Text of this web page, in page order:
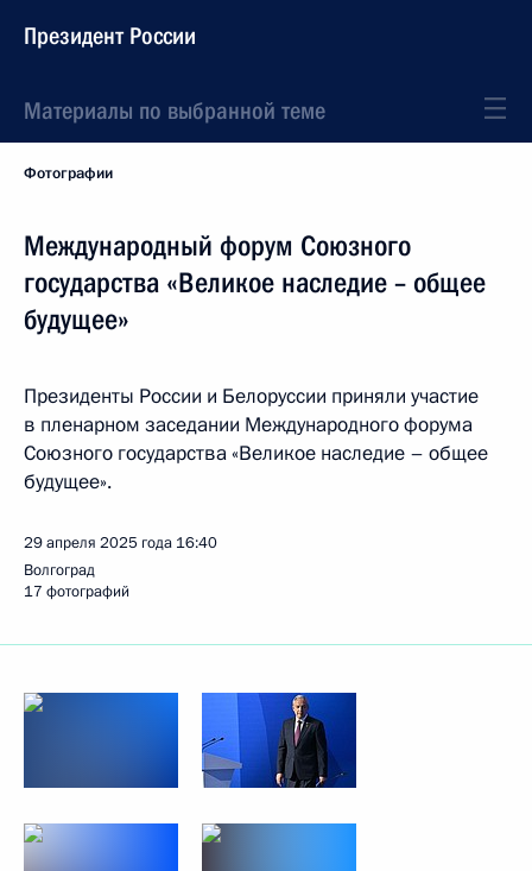
Президент России
Материалы по выбранной теме
Фотографии
Международный форум Союзного
государства «Великое наследие – общее
будущее»
Президенты России и Белоруссии приняли участие
в пленарном заседании Международного форума
Союзного государства «Великое наследие – общее
будущее».
29 апреля 2025 года 16:40
Волгоград
17 фотографий